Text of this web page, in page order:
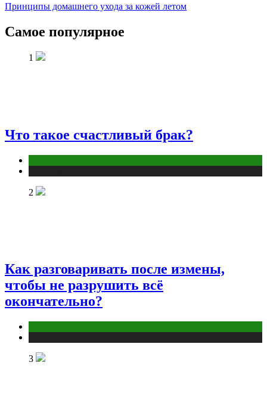
Принципы домашнего ухода за кожей летом
Самое популярное
1
Что такое счастливый брак?
2
Как разговаривать после измены,
чтобы не разрушить всё
окончательно?
3